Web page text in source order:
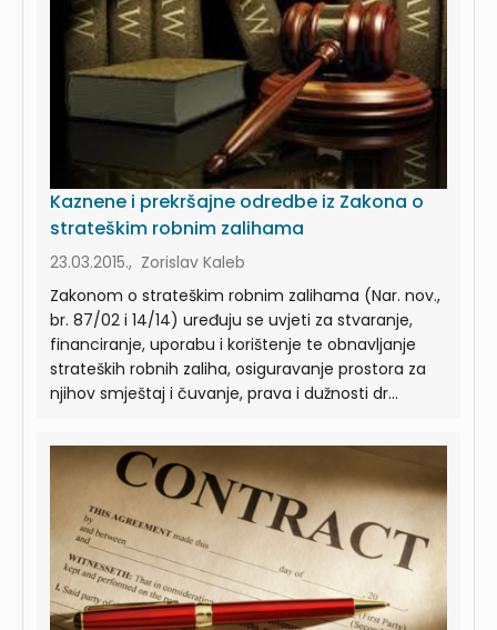
Kaznene i prekršajne odredbe iz Zakona o
strateškim robnim zalihama
23.03.2015., Zorislav Kaleb
Zakonom o strateškim robnim zalihama (Nar. nov.,
br. 87/02 i 14/14) uređuju se uvjeti za stvaranje,
financiranje, uporabu i korištenje te obnavljanje
strateških robnih zaliha, osiguravanje prostora za
njihov smještaj i čuvanje, prava i dužnosti dr...